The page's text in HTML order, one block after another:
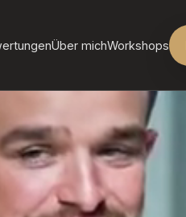
Über michWorkshops